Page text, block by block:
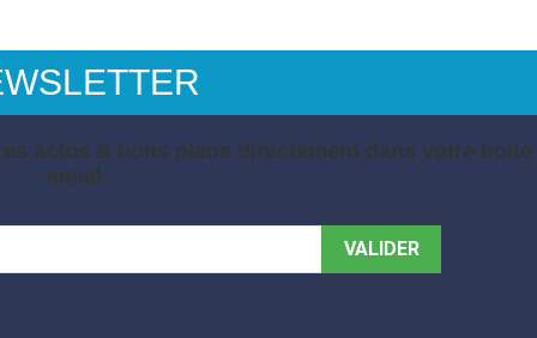
actus & bons plans directement dans votre boite
email.